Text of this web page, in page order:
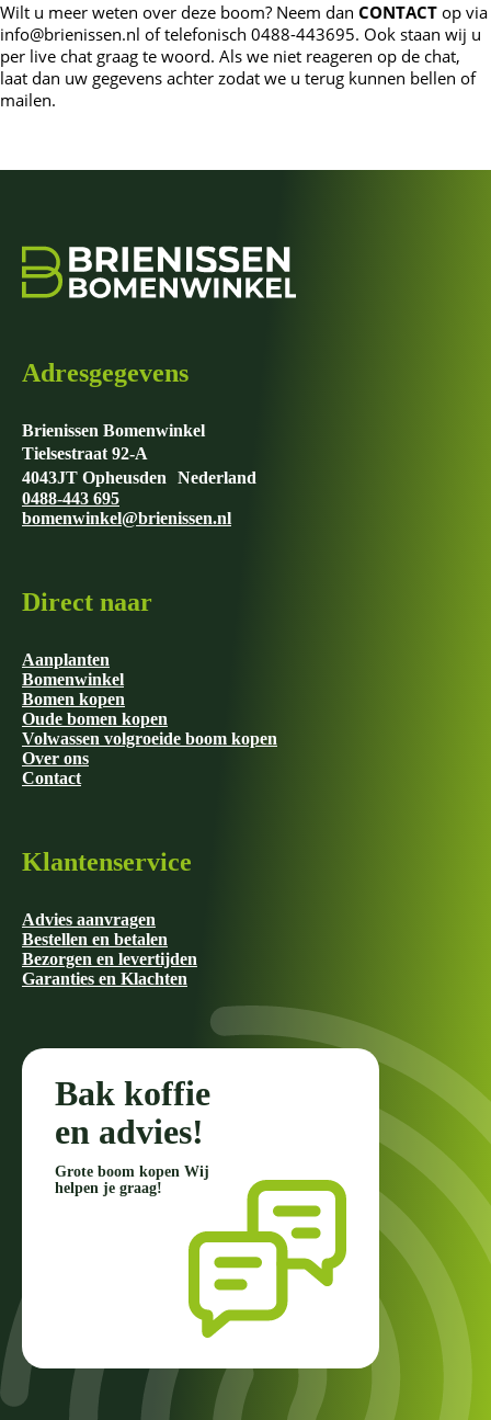
Wilt u meer weten over deze boom? Neem dan CONTACT op via
info@brienissen.nl of telefonisch 0488-443695. Ook staan wij u
per live chat graag te woord. Als we niet reageren op de chat,
laat dan uw gegevens achter zodat we u terug kunnen bellen of
mailen.
Adresgegevens
Brienissen Bomenwinkel
Tielsestraat 92-A
4043JT Opheusden Nederland
0488-443 695
bomenwinkel@brienissen.nl
Direct naar
Aanplanten
Bomenwinkel
Bomen kopen
Oude bomen kopen
Volwassen volgroeide boom kopen
Over ons
Contact
Klantenservice
Advies aanvragen
Bestellen en betalen
Bezorgen en levertijden
Garanties en Klachten
Bak koffie
en advies!
Grote boom kopen Wij
helpen je graag!